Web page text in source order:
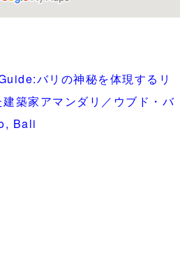
バリの神秘を体現するリ
築家アマンダリ／ウブド・バ
Bali